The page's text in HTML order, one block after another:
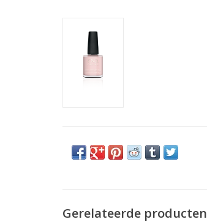
Gerelateerde producten